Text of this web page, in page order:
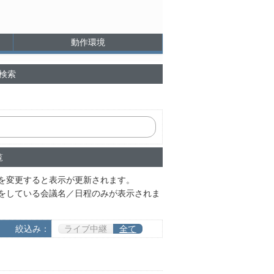
動作環境
索
更すると表示が更新されます。
ている会議名／日程のみが表示されま
絞込み： ライブ中継 全て